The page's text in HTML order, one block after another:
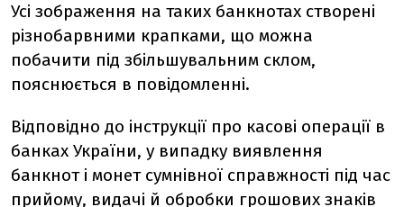
Усі зображення на таких банкнотах створені
різнобарвними крапками, що можна
побачити під збільшувальним склом,
пояснюється в повідомленні.
Відповідно до інструкції про касові операції в
банках України, у випадку виявлення
банкнот і монет сумнівної справжності під час
прийому, видачі й обробки грошових знаків